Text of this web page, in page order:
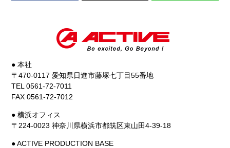
● 本社
〒470-0117 愛知県日進市藤塚七丁目55番地
TEL 0561-72-7011
FAX 0561-72-7012
● 横浜オフィス
〒224-0023 神奈川県横浜市都筑区東山田4-39-18
● ACTIVE PRODUCTION BASE